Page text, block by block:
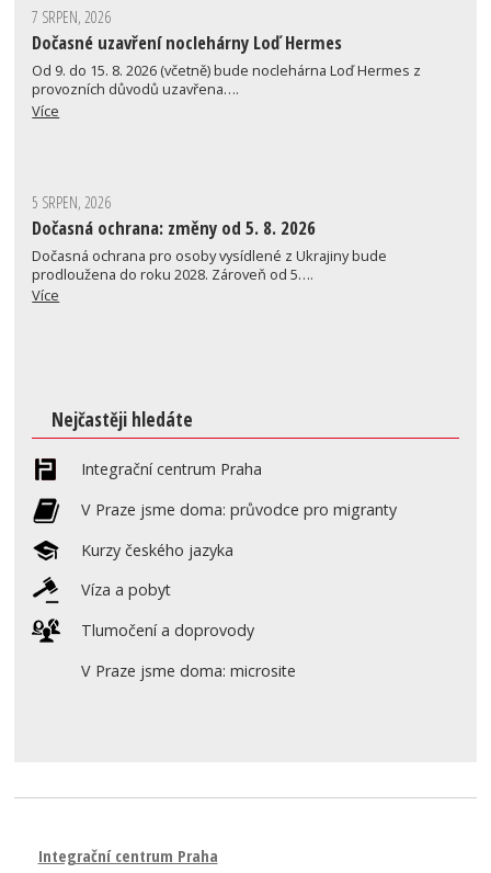
7 SRPEN, 2026
Dočasné uzavření noclehárny Loď Hermes
Od 9. do 15. 8. 2026 (včetně) bude noclehárna Loď Hermes z
provozních důvodů uzavřena….
Více
5 SRPEN, 2026
Dočasná ochrana: změny od 5. 8. 2026
Dočasná ochrana pro osoby vysídlené z Ukrajiny bude
prodloužena do roku 2028. Zároveň od 5….
Více
Nejčastěji hledáte
Integrační centrum Praha
V Praze jsme doma: průvodce pro migranty
Kurzy českého jazyka
Víza a pobyt
Tlumočení a doprovody
V Praze jsme doma: microsite
Integrační centrum Praha